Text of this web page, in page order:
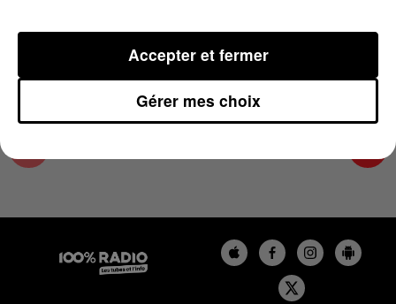
Podcasts infos des Hautes-Pyrénées
Gérer mes choix
Accepter et fermer